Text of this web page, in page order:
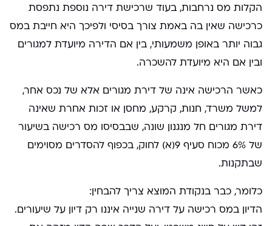
הקלות מס נרחבות, בעוד שרכישת דירה נוספת נתפסת
כרכישה שאין בה באמת צורך בסיסי ולפיכך היא חייבת במס
גבוה יותר באופן משמעותי, בין אם הדירה מיועדת למגורים
ובין אם היא מיועדת להשכרה.
כאשר הרכישה אינה של דירת מגורים אלא של נכס אחר,
למשל משרד, חנות, קרקע, מחסן או זכות אחרת שאינה
דירת מגורים חל מנגנון שונה, שבבסיסו מס רכישה בשיעור
של 6% מכוח סעיף 9(א) לחוק, בכפוף להסדרים מסוימים
שבתקנות.
כלומר, כבר בנקודת המוצא צריך להבחין:
הדיון במס רכישה על דירה שנייה איננו רק דיון על שיעורים.